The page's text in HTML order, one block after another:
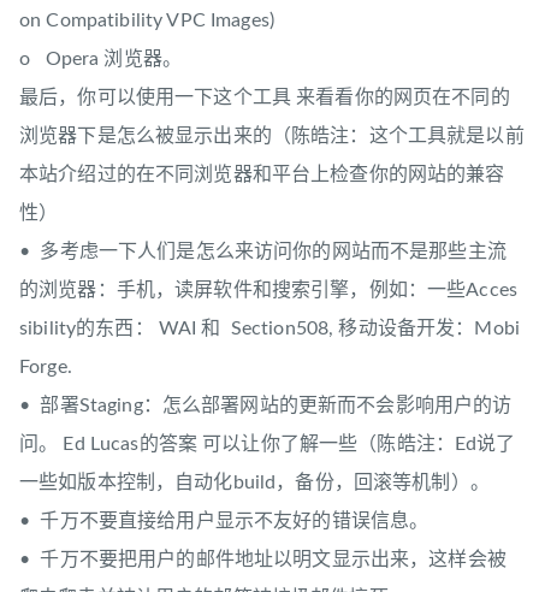
on Compatibility VPC Images)
o Opera 浏览器。
最后，你可以使用一下这个工具 来看看你的网页在不同的
浏览器下是怎么被显示出来的（陈皓注：这个工具就是以前
本站介绍过的在不同浏览器和平台上检查你的网站的兼容
性）
• 多考虑一下人们是怎么来访问你的网站而不是那些主流
的浏览器：手机，读屏软件和搜索引擎，例如：一些Acces
sibility的东西： WAI 和 Section508, 移动设备开发：Mobi
Forge.
• 部署Staging：怎么部署网站的更新而不会影响用户的访
问。 Ed Lucas的答案 可以让你了解一些（陈皓注：Ed说了
一些如版本控制，自动化build，备份，回滚等机制）。
• 千万不要直接给用户显示不友好的错误信息。
• 千万不要把用户的邮件地址以明文显示出来，这样会被